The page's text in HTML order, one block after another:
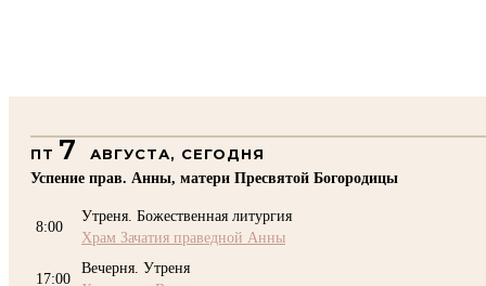
ПТ 7
АВГУСТА, СЕГОДНЯ
Успение прав. Анны, матери Пресвятой Богородицы
8:00
Утреня. Божественная литургия
Храм Зачатия праведной Анны
17:00
Вечерня. Утреня